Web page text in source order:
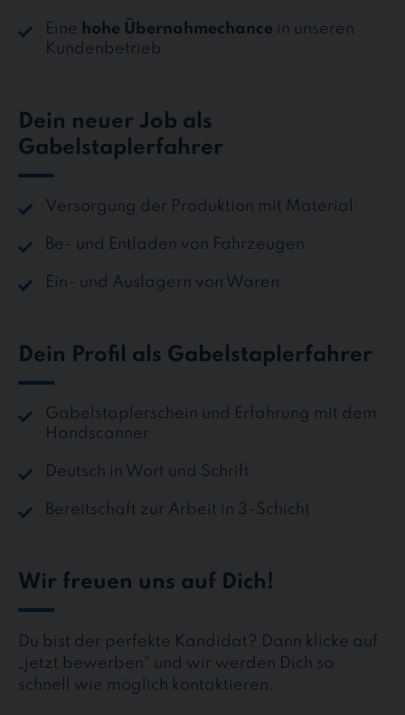
Eine hohe Übernahmechance in unseren
Kundenbetrieb
Dein neuer Job als
Gabelstaplerfahrer
Versorgung der Produktion mit Material
Be- und Entladen von Fahrzeugen
Ein- und Auslagern von Waren
Dein Profil als Gabelstaplerfahrer
Gabelstaplerschein und Erfahrung mit dem
Handscanner
Deutsch in Wort und Schrift
Bereitschaft zur Arbeit in 3-Schicht
Wir freuen uns auf Dich!
Du bist der perfekte Kandidat? Dann klicke auf
„jetzt bewerben“ und wir werden Dich so
schnell wie möglich kontaktieren.